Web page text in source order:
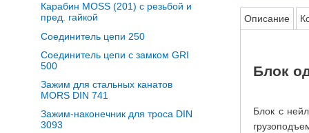
Карабин MOSS (201) с резьбой и
пред. гайкой
Соединитель цепи 250
Соединитель цепи с замком GRI
500
Зажим для стальных канатов
MORS DIN 741
Зажим-наконечник для троса DIN
3093
Описание
Блок
Блок с